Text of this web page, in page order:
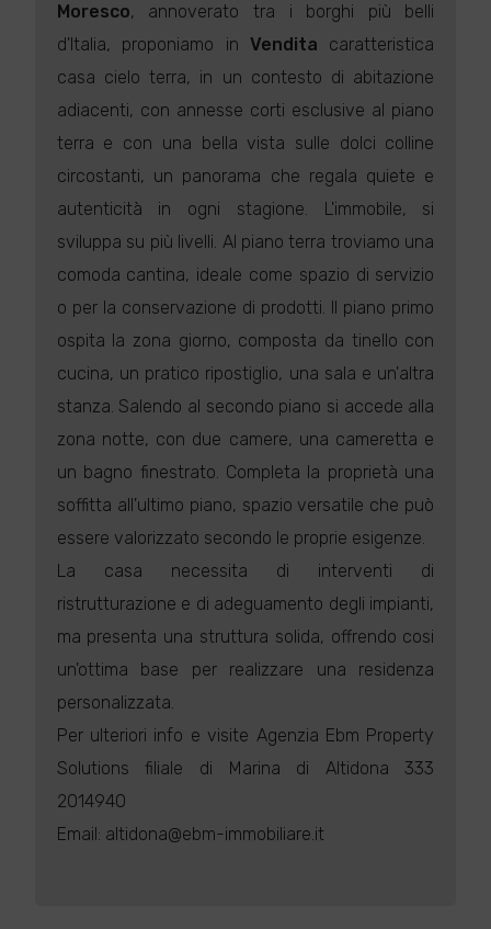
Moresco, annoverato tra i borghi più belli
d'Italia, proponiamo in Vendita caratteristica
casa cielo terra, in un contesto di abitazione
adiacenti, con annesse corti esclusive al piano
terra e con una bella vista sulle dolci colline
circostanti, un panorama che regala quiete e
autenticità in ogni stagione. L'immobile, si
sviluppa su più livelli. Al piano terra troviamo una
comoda cantina, ideale come spazio di servizio
o per la conservazione di prodotti. Il piano primo
ospita la zona giorno, composta da tinello con
cucina, un pratico ripostiglio, una sala e un'altra
stanza. Salendo al secondo piano si accede alla
zona notte, con due camere, una cameretta e
un bagno finestrato. Completa la proprietà una
soffitta all'ultimo piano, spazio versatile che può
essere valorizzato secondo le proprie esigenze.
La casa necessita di interventi di
ristrutturazione e di adeguamento degli impianti,
ma presenta una struttura solida, offrendo cosi
un'ottima base per realizzare una residenza
personalizzata.
Per ulteriori info e visite Agenzia Ebm Property
Solutions filiale di Marina di Altidona 333
2014940
Email: altidona@ebm-immobiliare.it